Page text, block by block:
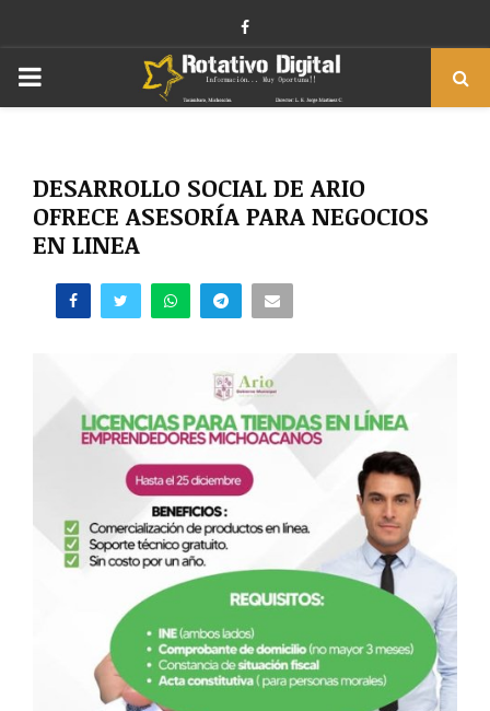
Facebook
PRIMARY
DESARROLLO SOCIAL DE ARIO
OFRECE ASESORÍA PARA NEGOCIOS
EN LINEA